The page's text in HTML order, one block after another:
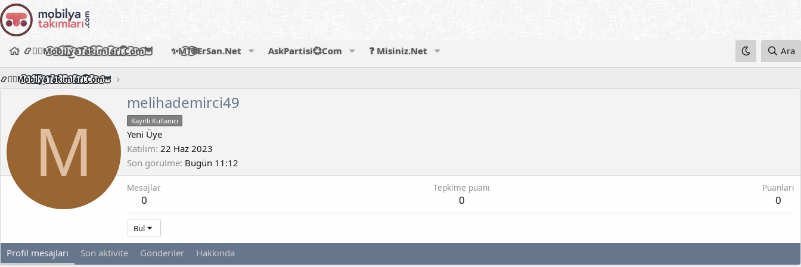
📿🧙‍♂️M͜͡o͜͡b͜͡i͜͡l͜͡y͜͡a͜͡T͜͡a͜͡k͜͡i͜͡m͜͡l͜͡a͜͡r͜͡i͜͡.͜͡C͜͡o͜͡m͜͡🦉 ✨M͜͡T͜͡🌐ErSan.Net AskPartisi💞Com ❓ Misiniz.Net Ara
📿🧙‍♂️M͜͡o͜͡b͜͡i͜͡l͜͡y͜͡a͜͡T͜͡a͜͡k͜͡i͜͡m͜͡l͜͡a͜͡r͜͡i͜͡.͜͡C͜͡o͜͡m͜͡🦉
M
melihademirci49
Kayıtlı Kullanıcı
Yeni Üye
Katılım 22 Haz 2023
Son görülme Bugün 11:12
Mesajlar
0
Tepkime puanı
0
Puanları
0
Bul
Profil mesajları Son aktivite Gönderiler Hakkında